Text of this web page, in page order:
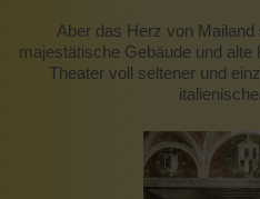
Aber das Herz von
majestätische Gebäude und
Theater voll seltener und